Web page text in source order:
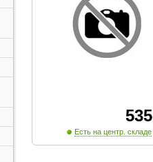
535
Есть на центр. складе